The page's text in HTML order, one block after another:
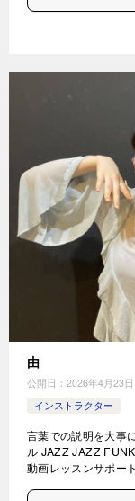
由
公開日： 2026年4月23日
インストラクター
言葉での説明を大事
ル JAZZ JAZZ
動画レッスンサポー